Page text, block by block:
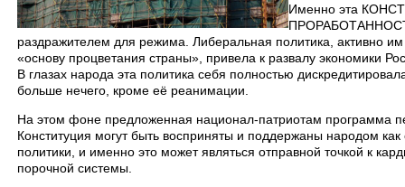
Именно эта
раздражителем для режима. Либеральная политика, активно
«основу процветания страны», привела к развалу экономики
В глазах народа эта политика себя полностью
больше нечего, кроме её реанимации.
На этом фоне предложенная национал-патриотам программа
Конституция могут быть восприняты и поддержаны народом
политики, и именно это может являться отправной точкой к
порочной системы.